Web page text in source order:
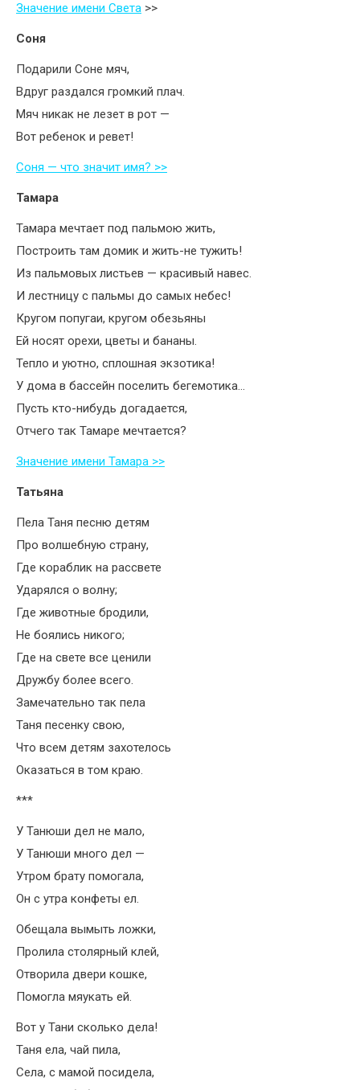
Значение имени Света >>
Соня
Подарили Соне мяч,
Вдруг раздался громкий плач.
Мяч никак не лезет в рот —
Вот ребенок и ревет!
Соня — что значит имя? >>
Тамара
Тамара мечтает под пальмою жить,
Построить там домик и жить-не тужить!
Из пальмовых листьев — красивый навес.
И лестницу с пальмы до самых небес!
Кругом попугаи, кругом обезьяны
Ей носят орехи, цветы и бананы.
Тепло и уютно, сплошная экзотика!
У дома в бассейн поселить бегемотика…
Пусть кто-нибудь догадается,
Отчего так Тамаре мечтается?
Значение имени Тамара >>
Татьяна
Пела Таня песню детям
Про волшебную страну,
Где кораблик на рассвете
Ударялся о волну;
Где животные бродили,
Не боялись никого;
Где на свете все ценили
Дружбу более всего.
Замечательно так пела
Таня песенку свою,
Что всем детям захотелось
Оказаться в том краю.
***
У Танюши дел не мало,
У Танюши много дел —
Утром брату помогала,
Он с утра конфеты ел.
Обещала вымыть ложки,
Пролила столярный клей,
Отворила двери кошке,
Помогла мяукать ей.
Вот у Тани сколько дела!
Таня ела, чай пила,
Села, с мамой посидела,